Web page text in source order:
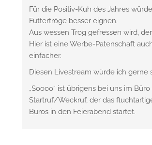
Für die Positiv-Kuh des Jahres
Futtertröge besser eignen.
Aus wessen Trog gefressen wird,
Hier ist eine Werbe-Patenschaft
einfacher.
Diesen Livestream würde ich gerne
„Soooo“ ist übrigens bei uns im
Startruf/Weckruf, der das
Büros in den Feierabend startet.